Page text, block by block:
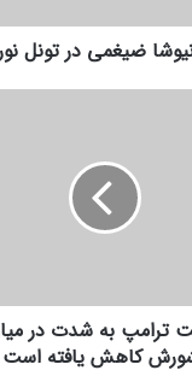
ضیغمی در تونل
ترامپ به شدت در
کاهش یافته است